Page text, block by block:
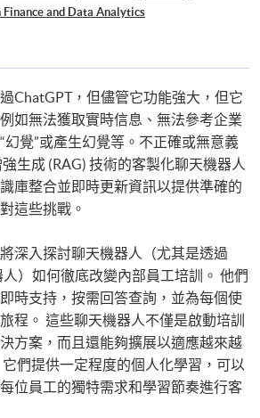
and Data Analytics
Analysis and Data Analytics for Stock
Intelligence and Data Automation)
Analytics and Web Scraping)
Data Governance and Data Compliance)
and Visualization of Business Big
Workshop Series - Big Data and Data
Workshop Series - Applied AI and
ChatGPT，但儘管它功能強大，但它
如無法獲取實時信息、無法參考企業
幻覺”或產生幻覺等。不正確或無意義
生成 (RAG) 技術的客製化聊天機器人
庫整合並即時更新資訊以提供準確的
這些挑戰。
深入探討聊天機器人（尤其是透過
）如何徹底改變內部員工培訓。 他們
時支持，按需回答查詢，並為每個使
程。 這些聊天機器人不僅是啟動培訓
方案，而且還能夠擴展以適應越來越
們提供一定程度的個人化學習，可以
位員工的獨特需求和學習節奏進行客